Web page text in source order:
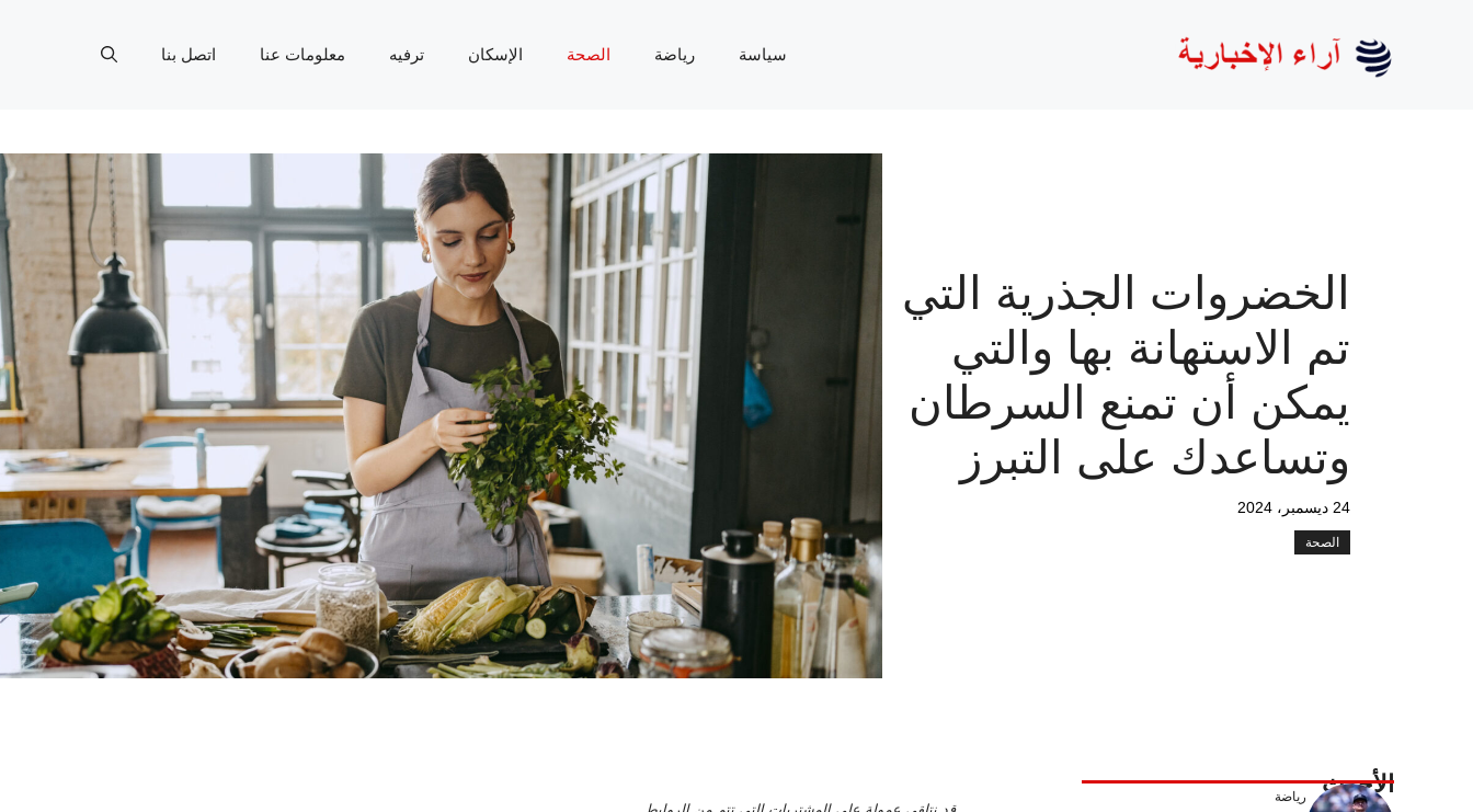
سياسة رياضة الصحة الإسكان ترفيه معلومات عنا اتصل بنا
الخضروات الجذرية التي
تم الاستهانة بها والتي
يمكن أن تمنع السرطان
وتساعدك على التبرز
24 ديسمبر، 2024
الصحة
الأحدث رياضة